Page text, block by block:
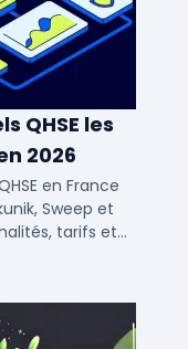
QHSE les
2026
en France
Sweep et
tarifs et